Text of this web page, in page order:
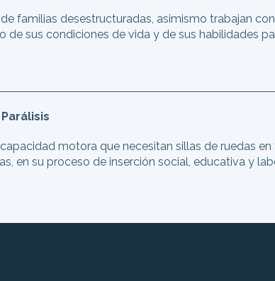
familias desestructuradas, asimismo trabajan
sus condiciones de vida y de sus habilidades
motora que necesitan sillas de ruedas
en su proceso de inserción social, educativa y